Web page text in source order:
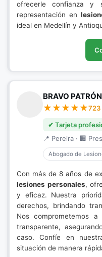
ofrecerle confianza y
representación en
ideal en Medellín y
BRAVO
723
✔ Tarjeta
📍 Pereira · 🏢
Abogado de
Con más de 8 años de
lesiones personales,
y eficaz. Nuestra
derechos, brindando
Nos comprometemos
transparente,
caso. Confíe en
situación de manera